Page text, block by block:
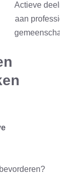
Actieve
aan
bevorderen?